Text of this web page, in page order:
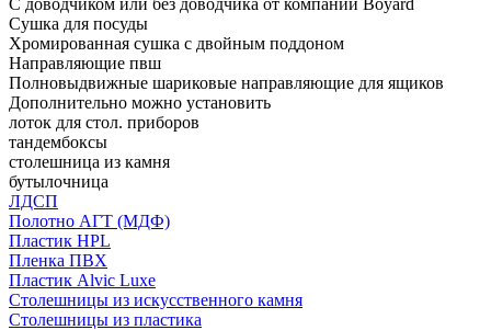
Сушка для посуды
Хромированная сушка с двойным поддоном
Направляющие пвш
Полновыдвижные шариковые направляющие для ящиков
Дополнительно можно установить
лоток для стол. приборов
тандембоксы
столешница из камня
бутылочница
ЛДСП
Полотно АГТ (МДФ)
Пластик HPL
Пленка ПВХ
Пластик Alvic Luxe
Столешницы из искусственного камня
Столешницы из пластика